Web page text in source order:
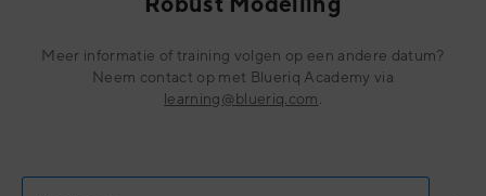
Meer informatie of training volgen op een andere datum?
Neem contact op met Blueriq Academy via
learning@blueriq.com.